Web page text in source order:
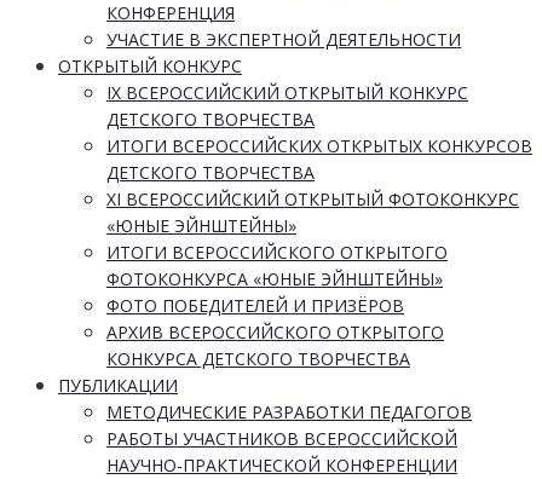
КОНФЕРЕНЦИЯ
УЧАСТИЕ В ЭКСПЕРТНОЙ ДЕЯТЕЛЬНОСТИ
ОТКРЫТЫЙ КОНКУРС
IX ВСЕРОССИЙСКИЙ ОТКРЫТЫЙ КОНКУРС
ДЕТСКОГО ТВОРЧЕСТВА
ИТОГИ ВСЕРОССИЙСКИХ ОТКРЫТЫХ КОНКУРСОВ
ДЕТСКОГО ТВОРЧЕСТВА
XI ВСЕРОССИЙСКИЙ ОТКРЫТЫЙ ФОТОКОНКУРС
«ЮНЫЕ ЭЙНШТЕЙНЫ»
ИТОГИ ВСЕРОССИЙСКОГО ОТКРЫТОГО
ФОТОКОНКУРСА «ЮНЫЕ ЭЙНШТЕЙНЫ»
ФОТО ПОБЕДИТЕЛЕЙ И ПРИЗЁРОВ
АРХИВ ВСЕРОССИЙСКОГО ОТКРЫТОГО
КОНКУРСА ДЕТСКОГО ТВОРЧЕСТВА
ПУБЛИКАЦИИ
МЕТОДИЧЕСКИЕ РАЗРАБОТКИ ПЕДАГОГОВ
РАБОТЫ УЧАСТНИКОВ ВСЕРОССИЙСКОЙ
НАУЧНО-ПРАКТИЧЕСКОЙ КОНФЕРЕНЦИИ